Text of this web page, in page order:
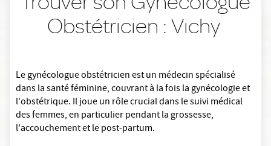
Obstétricien : Vichy
Le gynécologue obstétricien est un médecin spécialisé
dans la santé féminine, couvrant à la fois la gynécologie et
l'obstétrique. Il joue un rôle crucial dans le suivi médical
des femmes, en particulier pendant la grossesse,
l'accouchement et le post-partum.